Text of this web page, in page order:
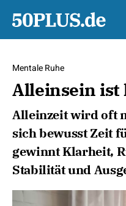
Mentale Ruhe
Alleinsein ist
Alleinzeit wird oft
sich bewusst Zeit
gewinnt Klarheit,
Stabilität und